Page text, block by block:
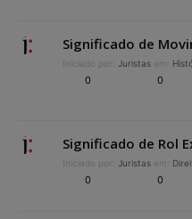
Significado de
Iniciado por: Juristas em:
0 0
Significado de Rol
Iniciado por: Juristas em:
0 0